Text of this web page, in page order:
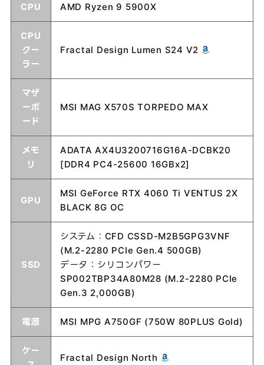
CPU AMD Ryzen 9 5900X
CPU
クー
ラー
Fractal Design Lumen S24 V2
マザ
ーボ
ード
MSI MAG X570S TORPEDO MAX
メモ
リ
ADATA AX4U3200716G16A-DCBK20
[DDR4 PC4-25600 16GBx2]
GPU
MSI GeForce RTX 4060 Ti VENTUS 2X
BLACK 8G OC
SSD
システム：CFD CSSD-M2B5GPG3VNF
(M.2-2280 PCIe Gen.4 500GB)
データ：シリコンパワー
SP002TBP34A80M28 (M.2-2280 PCIe
Gen.3 2,000GB)
電源 MSI MPG A750GF (750W 80PLUS Gold)
ケー
Fractal Design North